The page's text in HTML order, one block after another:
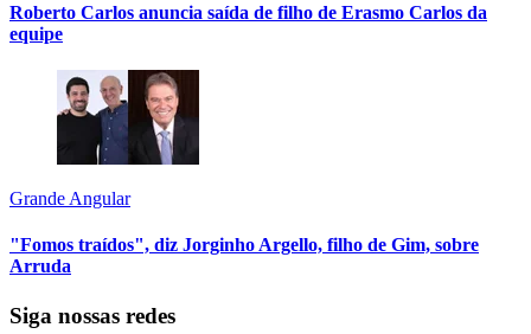
Roberto Carlos anuncia saída de filho de Erasmo Carlos da
equipe
Grande Angular
"Fomos traídos", diz Jorginho Argello, filho de Gim, sobre
Arruda
Siga nossas redes